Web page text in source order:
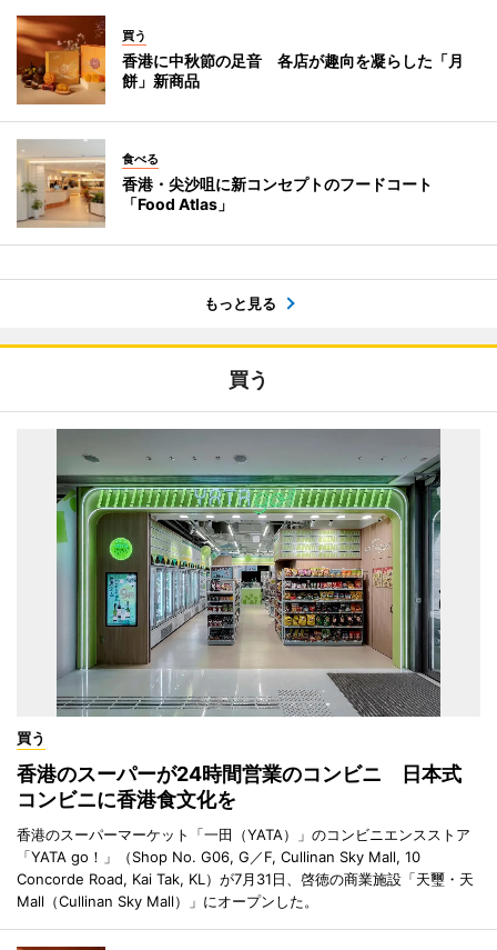
買う
香港に中秋節の足音 各店が趣向を凝らした「月
餅」新商品
食べる
香港・尖沙咀に新コンセプトのフードコート
「Food Atlas」
もっと見る
買う
買う
香港のスーパーが24時間営業のコンビニ 日本式
コンビニに香港食文化を
香港のスーパーマーケット「一田（YATA）」のコンビニエンスストア
「YATA go！」（Shop No. G06, G／F, Cullinan Sky Mall, 10
Concorde Road, Kai Tak, KL）が7月31日、啓徳の商業施設「天璽・天
Mall（Cullinan Sky Mall）」にオープンした。